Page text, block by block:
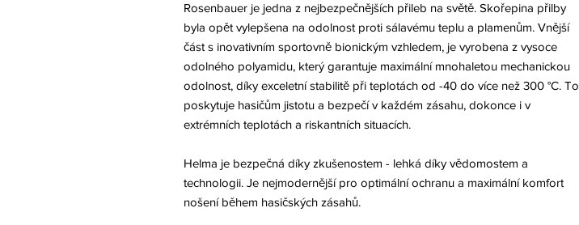
Rosenbauer je jedna z nejbezpečnějších přileb na světě. Skořepina přilby
byla opět vylepšena na odolnost proti sálavému teplu a plamenům. Vnější
část s inovativním sportovně bionickým vzhledem, je vyrobena z vysoce
odolného polyamidu, který garantuje maximální mnohaletou mechanickou
odolnost, díky exceletní stabilitě při teplotách od -40 do více než 300 °C. To
poskytuje hasičům jistotu a bezpečí v každém zásahu, dokonce i v
extrémních teplotách a riskantních situacích.
Helma je bezpečná díky zkušenostem - lehká díky vědomostem a
technologii. Je nejmodernější pro optimální ochranu a maximální komfort
nošení během hasičských zásahů.